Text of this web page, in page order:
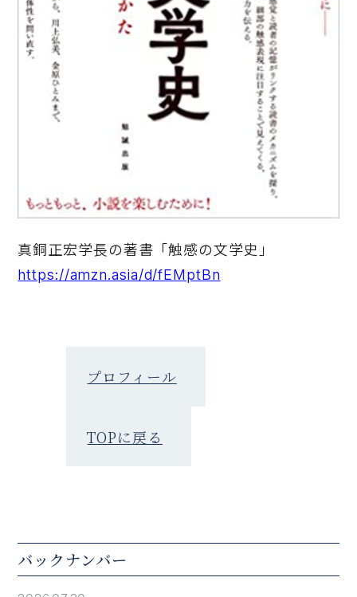
真銅正宏学長の著書「触感の文学史」
https://amzn.asia/d/fEMptBn
プロフィール
TOPに戻る
バックナンバー